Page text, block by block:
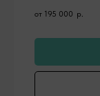
от 195 000 р.